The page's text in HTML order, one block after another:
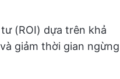
(ROI) dựa trên khả
giảm thời gian ngừng